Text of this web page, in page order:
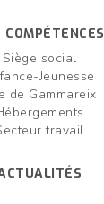
COMPÉTENCES
Siège social
Jeunesse
de Gammareix
travail